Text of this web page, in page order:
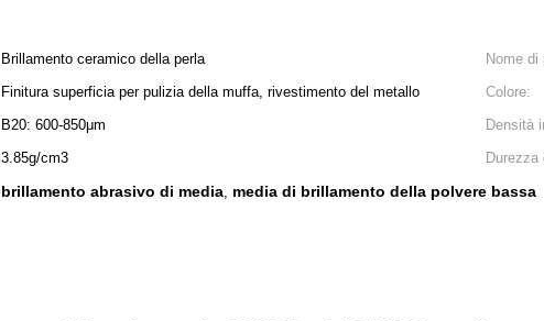
Brillamento ceramico della perla Nome di
Finitura superficia per pulizia della muffa, rivestimento del metallo Colore:
B20: 600-850μm Densità
3.85g/cm3 Durezza
brillamento abrasivo di media, media di brillamento della polvere bassa